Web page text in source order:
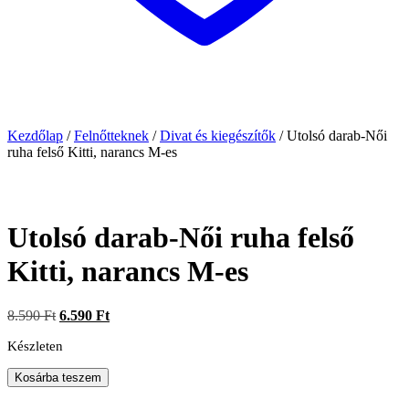
Kezdőlap /Felnőtteknek /Divat és kiegészítők /Utolsó darab-Női
ruha felső Kitti, narancs M-es
Utolsó darab-Női ruha felső
Kitti, narancs M-es
8.590Ft Original
was:
8.590 Ft.
6.590 Ft
Készleten
Utolsó
darab-
Kosárba teszem